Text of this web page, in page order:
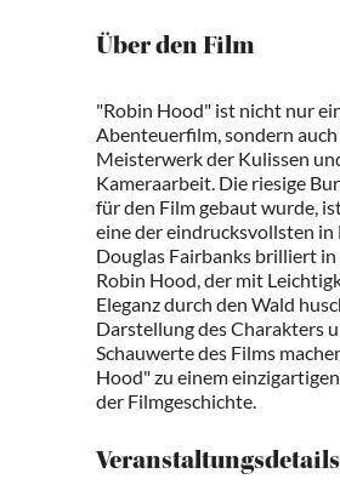
Über den Film
"Robin Hood" ist nicht nur
Abenteuerfilm, sondern auch
Meisterwerk der Kulissen
Kameraarbeit. Die riesige
für den Film gebaut wurde,
eine der eindrucksvollsten
Douglas Fairbanks brilliert in
Robin Hood, der mit
Eleganz durch den Wald
Darstellung des Charakters
Schauwerte des Films
Hood" zu einem
der Filmgeschichte.
Veranstaltungsdetails